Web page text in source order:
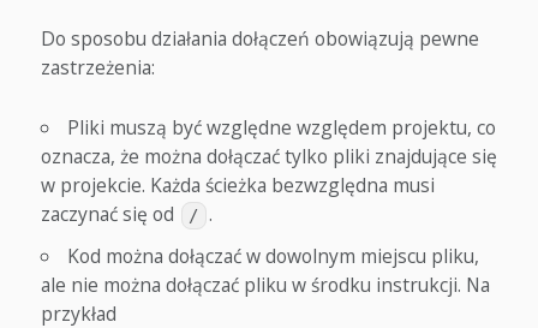
Do sposobu działania dołączeń obowiązują pewne
zastrzeżenia:
Pliki muszą być względne względem projektu, co
oznacza, że można dołączać tylko pliki znajdujące się
w projekcie. Każda ścieżka bezwzględna musi
zaczynać się od
/ .
Kod można dołączać w dowolnym miejscu pliku,
ale nie można dołączać pliku w środku instrukcji. Na
przykład